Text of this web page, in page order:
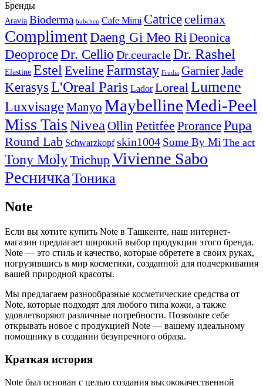
Бренды
Aravia Bioderma bubchen Cafe Mimi Catricecelimax
ComplimentDaeng Gi Meo RiDeonica
DeoproceDr. Cellio Dr.ceuracleDr. Rashel
Elastine EstelEveline Farmstay Frudia GarnierJade
Kerasys L'Oreal Paris Lador LorealLumene
Luxvisage Manyo MaybellineMedi-Peel
Miss TaisNivea Ollin Petitfee ProrancePupa
Round Lab Schwarzkopf skin1004 Some By Mi The act
Tony MolyTrichupVivienne Sabo
РесничкаТоника
Note
Если вы хотите купить Note в Ташкенте, наш интернет-
магазин предлагает широкий выбор продукции этого бренда.
Note — это стиль и качество, которые обретете в своих руках,
погрузившись в мир косметики, созданной для подчеркивания
вашей природной красоты.
Мы предлагаем разнообразные косметические средства от
Note, которые подходят для любого типа кожи, а также
удовлетворяют различные потребности. Позвольте себе
открывать новое с продукцией Note — вашему идеальному
помощнику в создании безупречного образа.
Краткая история
Note был основан с целью создания высококачественной